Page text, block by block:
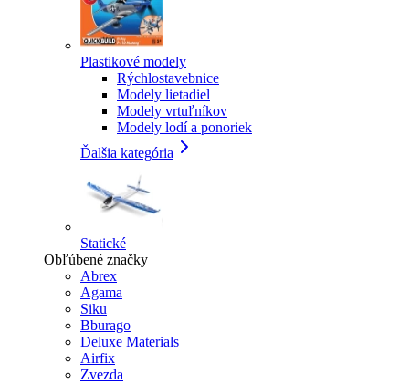
Plastikové modely
Rýchlostavebnice
Modely lietadiel
Modely vrtuľníkov
Modely lodí a ponoriek
Ďalšia kategória
Statické
Obľúbené značky
Abrex
Agama
Siku
Bburago
Deluxe Materials
Airfix
Zvezda